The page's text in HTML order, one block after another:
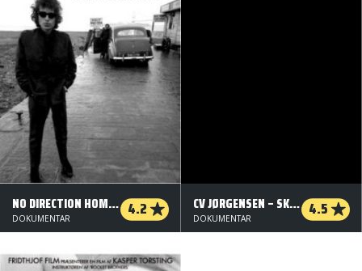
NO DIRECTION HOME: BOB DYLAN 4.2
DOKUMENTAR
CV JØRGENSEN – SKYGGER OG SKØNHED 4.5
DOKUMENTAR